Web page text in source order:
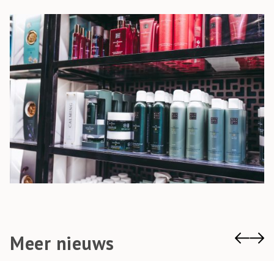
Meer nieuws